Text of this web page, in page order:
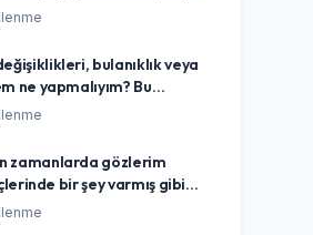
benzer görüş kaybı
mudur?bulanıklık veya
ne yapmalıyım? Bu
işareti olabilir mi?
zamanlarda gözlerim
bir şey varmış gibi
kızarıyor. Özellikle